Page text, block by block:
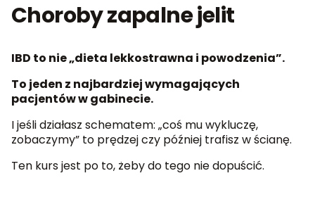
Choroby zapalne jelit
IBD to nie „dieta lekkostrawna i powodzenia”.
To jeden z najbardziej wymagających
pacjentów w gabinecie.
I jeśli działasz schematem: „coś mu wykluczę,
zobaczymy” to prędzej czy później trafisz w ścianę.
Ten kurs jest po to, żeby do tego nie dopuścić.